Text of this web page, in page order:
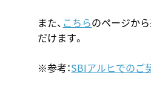
また、 こちらのページか
だけます。
※参考：SBIアルヒでのご